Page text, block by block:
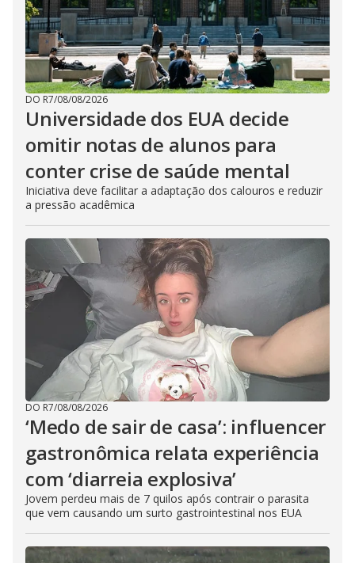
DO R7/08/08/2026
Universidade dos EUA decide
omitir notas de alunos para
conter crise de saúde mental
Iniciativa deve facilitar a adaptação dos calouros e reduzir
a pressão acadêmica
DO R7/08/08/2026
‘Medo de sair de casa’: influencer
gastronômica relata experiência
com ‘diarreia explosiva’
Jovem perdeu mais de 7 quilos após contrair o parasita
que vem causando um surto gastrointestinal nos EUA